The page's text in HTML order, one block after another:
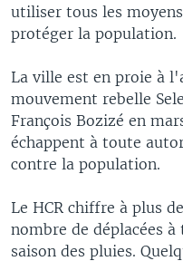
utiliser tous les
protéger la population.
La ville est en proie à
mouvement rebelle
François Bozizé en
échappent à toute
contre la population.
Le HCR chiffre à plus
nombre de déplacées
saison des pluies.